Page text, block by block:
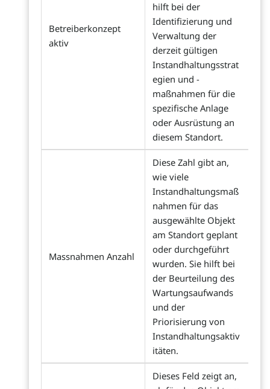
Betreiberkonzept
aktiv
hilft bei der
Identifizierung und
Verwaltung der
derzeit gültigen
Instandhaltungsstrat
egien und -
maßnahmen für die
spezifische Anlage
oder Ausrüstung an
diesem Standort.
Massnahmen Anzahl
Diese Zahl gibt an,
wie viele
Instandhaltungsmaß
nahmen für das
ausgewählte Objekt
am Standort geplant
oder durchgeführt
wurden. Sie hilft bei
der Beurteilung des
Wartungsaufwands
und der
Priorisierung von
Instandhaltungsaktiv
itäten.
Dieses Feld zeigt an,